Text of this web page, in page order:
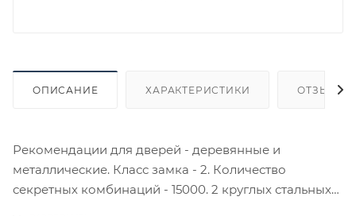
ОПИСАНИЕ ХАРАКТЕРИСТИКИ ОТЗЫВЫ
Рекомендации для дверей - деревянные и
металлические. Класс замка - 2. Количество
секретных комбинаций - 15000. 2 круглых стальных